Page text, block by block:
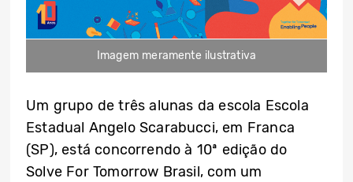
Imagem meramente ilustrativa
Um grupo de três alunas da escola Escola
Estadual Angelo Scarabucci, em Franca
(SP), está concorrendo à 10ª edição do
Solve For Tomorrow Brasil, com um